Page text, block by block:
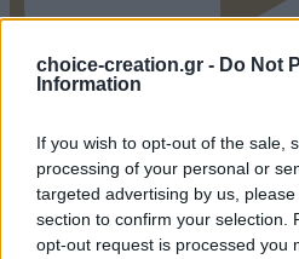
choice-creation.gr - Do Not
Information
If you wish to opt-out of the sale,
processing of your personal or
targeted advertising by us,
section to confirm your selection.
opt-out request is processed you